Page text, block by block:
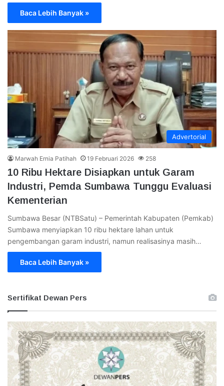
Baca Lebih Banyak »
Advertorial
Marwah Ernia Patihah 19 Februari 2026 258
10 Ribu Hektare Disiapkan untuk Garam
Industri, Pemda Sumbawa Tunggu Evaluasi
Kementerian
Sumbawa Besar (NTBSatu) – Pemerintah Kabupaten (Pemkab)
Sumbawa menyiapkan 10 ribu hektare lahan untuk
pengembangan garam industri, namun realisasinya masih…
Baca Lebih Banyak »
Sertifikat Dewan Pers